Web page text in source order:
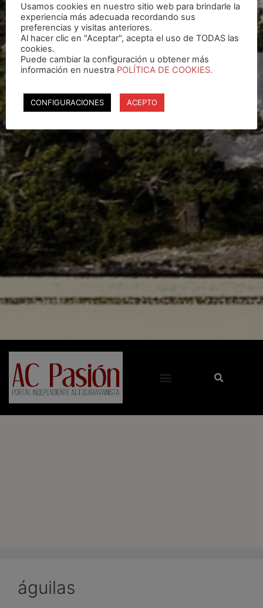
águilas
Usamos cookies en nuestro sitio web para brindarle la
experiencia más adecuada recordando sus
preferencias y visitas anteriores.
Al hacer clic en "Aceptar", acepta el uso de TODAS las
cookies.
Puede cambiar la configuración u obtener más
información en nuestra POLÍTICA DE COOKIES.
CONFIGURACIONES ACEPTO